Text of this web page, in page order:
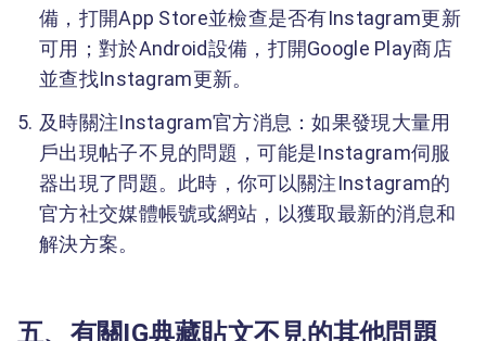
備，打開App Store並檢查是否有Instagram更新
可用；對於Android設備，打開Google Play商店
並查找Instagram更新。
及時關注Instagram官方消息：如果發現大量用
戶出現帖子不見的問題，可能是Instagram伺服
器出現了問題。此時，你可以關注Instagram的
官方社交媒體帳號或網站，以獲取最新的消息和
解決方案。
五、有關IG典藏貼文不見的其他問題